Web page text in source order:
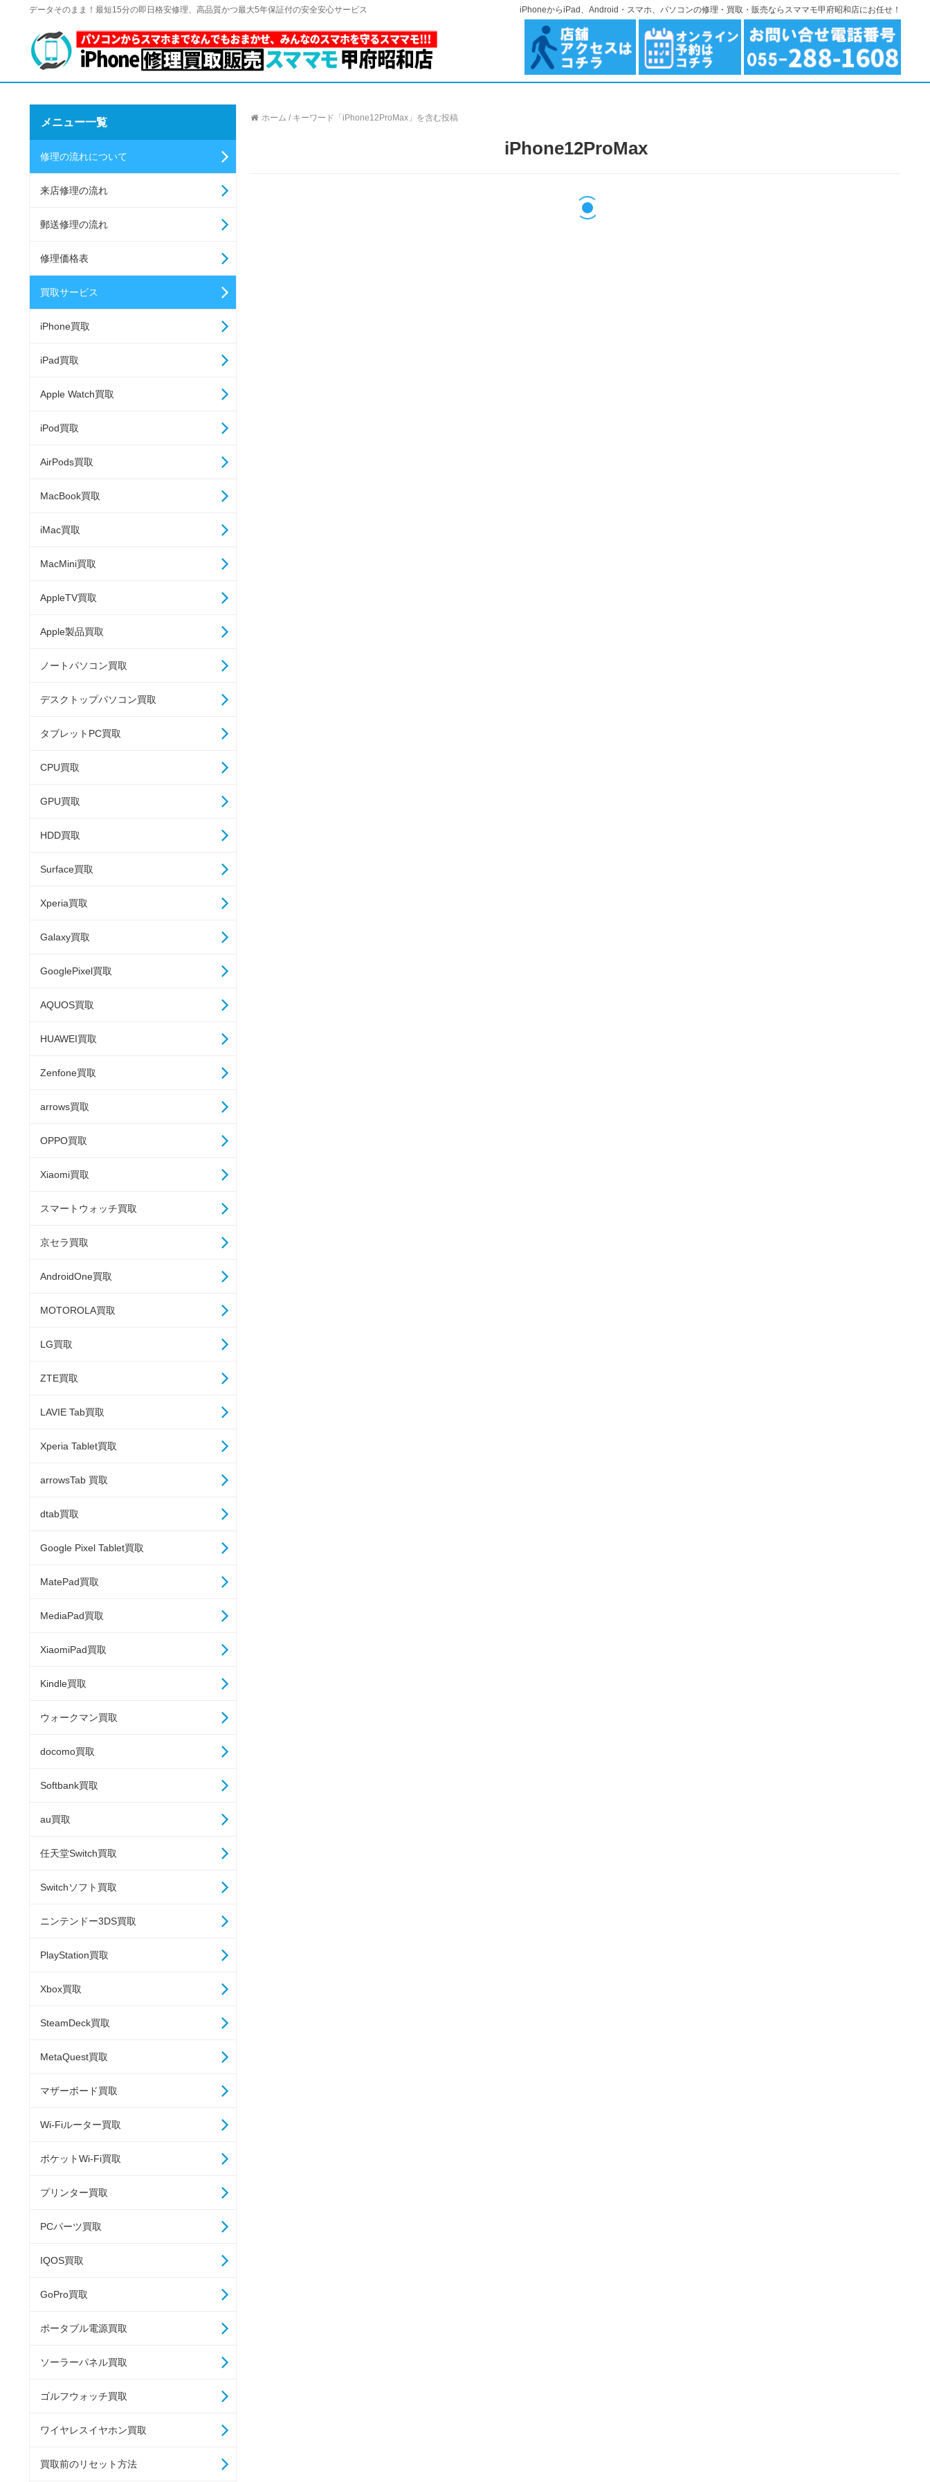
データそのまま！最短15分の即日格安修理、高品質かつ最大5年保証付の安全安心サービス iPhoneからiPad、Android・スマホ、パソコンの修理・買取・販売ならスママモ甲府昭和店にお任せ！
ホーム / キーワード「iPhone12ProMax」を含む投稿
iPhone12ProMax
メニュー一覧
修理の流れについて
来店修理の流れ
郵送修理の流れ
修理価格表
買取サービス
iPhone買取
iPad買取
Apple Watch買取
iPod買取
AirPods買取
MacBook買取
iMac買取
MacMini買取
AppleTV買取
Apple製品買取
ノートパソコン買取
デスクトップパソコン買取
タブレットPC買取
CPU買取
GPU買取
HDD買取
Surface買取
Xperia買取
Galaxy買取
GooglePixel買取
AQUOS買取
HUAWEI買取
Zenfone買取
arrows買取
OPPO買取
Xiaomi買取
スマートウォッチ買取
京セラ買取
AndroidOne買取
MOTOROLA買取
LG買取
ZTE買取
LAVIE Tab買取
Xperia Tablet買取
arrowsTab 買取
dtab買取
Google Pixel Tablet買取
MatePad買取
MediaPad買取
XiaomiPad買取
Kindle買取
ウォークマン買取
docomo買取
Softbank買取
au買取
任天堂Switch買取
Switchソフト買取
ニンテンドー3DS買取
PlayStation買取
Xbox買取
SteamDeck買取
MetaQuest買取
マザーボード買取
Wi-Fiルーター買取
ポケットWi-Fi買取
プリンター買取
PCパーツ買取
IQOS買取
GoPro買取
ポータブル電源買取
ソーラーパネル買取
ゴルフウォッチ買取
ワイヤレスイヤホン買取
買取前のリセット方法